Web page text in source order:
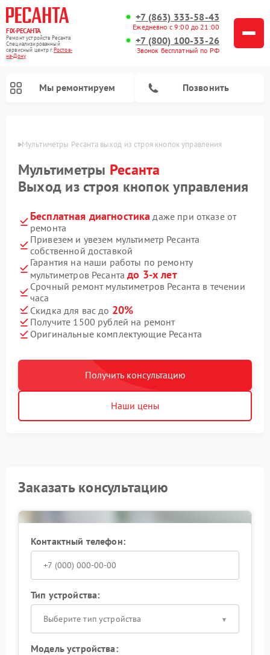
FIX-РЕСАНТА
Ремонт устройств Ресанта
Специализированный
cервисный центр г.Ростов-
на-Дону
+7 (863) 333-58-43
Ежедневно с 9:00 до 21:00
+7 (800) 100-33-26
Звонок бесплатный по РФ
Мы ремонтируем Позвонить
Мультиметры Ресанта выход из строя кнопок управления
Мультиметры Ресанта
Выход из строя кнопок управления
Бесплатная диагностика даже при отказе от
ремонта
Привезем и увезем мультиметр Ресанта
собственной доставкой
Гарантия на наши работы по ремонту
мультиметров Ресантадо 3-х лет
Срочный ремонт мультиметров Ресанта в течении
часа
Скидка для вас до 20%
Получите 1500 рублей на ремонт
Оригинальные комплектующие Ресанта
Получить консультацию
Наши цены
Заказать консультацию
Контактный телефон:
Тип устройства:
Выберите тип устройства
Модель устройства: